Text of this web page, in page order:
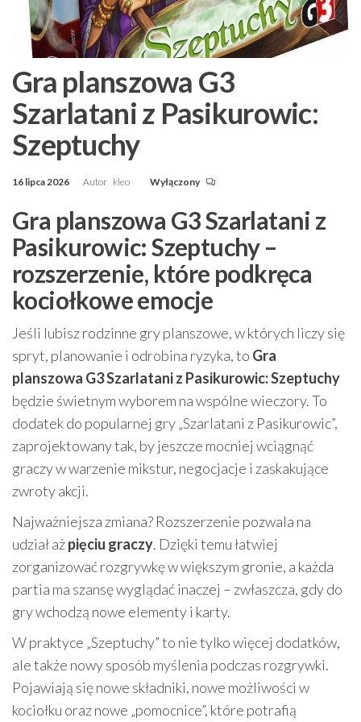
Gra planszowa G3
Szarlatani z Pasikurowic:
Szeptuchy
16 lipca 2026 Autor kleo Wyłączony
Gra planszowa G3 Szarlatani z
Pasikurowic: Szeptuchy –
rozszerzenie, które podkręca
kociołkowe emocje
Jeśli lubisz rodzinne gry planszowe, w których liczy się
spryt, planowanie i odrobina ryzyka, to Gra
planszowa G3 Szarlatani z Pasikurowic: Szeptuchy
będzie świetnym wyborem na wspólne wieczory. To
dodatek do popularnej gry „Szarlatani z Pasikurowic”,
zaprojektowany tak, by jeszcze mocniej wciągnąć
graczy w warzenie mikstur, negocjacje i zaskakujące
zwroty akcji.
Najważniejsza zmiana? Rozszerzenie pozwala na
udział ażpięciu graczy. Dzięki temu łatwiej
zorganizować rozgrywkę w większym gronie, a każda
partia ma szansę wyglądać inaczej – zwłaszcza, gdy do
gry wchodzą nowe elementy i karty.
W praktyce „Szeptuchy” to nie tylko więcej dodatków,
ale także nowy sposób myślenia podczas rozgrywki.
Pojawiają się nowe składniki, nowe możliwości w
kociołku oraz nowe „pomocnice”, które potrafią